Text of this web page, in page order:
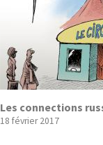
Les connections
18 février 2017